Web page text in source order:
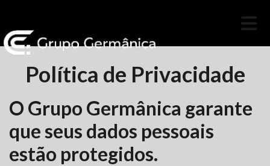
Política de Privacidade
O Grupo Germânica garante
que seus dados pessoais
estão protegidos.